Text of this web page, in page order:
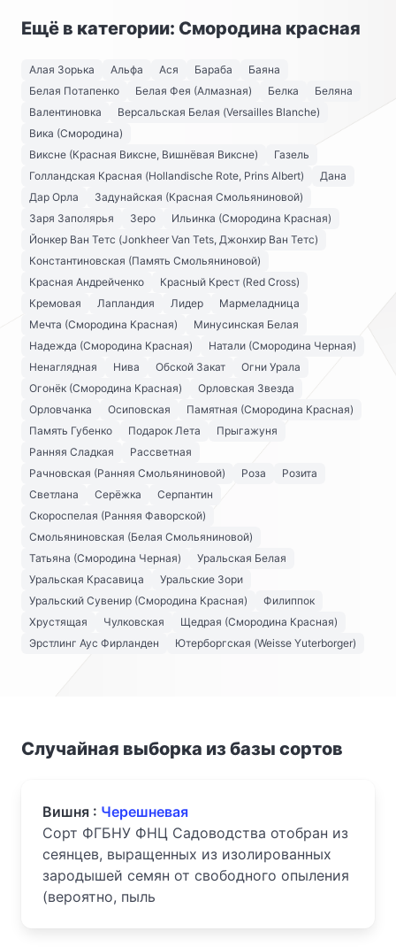
Ещё в категории: Смородина красная
Алая Зорька Альфа Ася Бараба
Баяна
Белая Потапенко
Белая Фея (Алмазная) Белка
Беляна
Валентиновка
Версальская Белая (Versailles Blanche)
Вика (Смородина)
Виксне (Красная Виксне, Вишнёвая Виксне)
Газель
Голландская Красная (Hollandische Rote, Prins Albert)
Дана
Дар Орла
Задунайская (Красная Смольяниновой)
Заря Заполярья
Зеро
Ильинка (Смородина Красная)
Йонкер Ван Тетс (Jonkheer Van Tets, Джонхир Ван Тетс)
Константиновская (Память Смольяниновой)
Красная Андрейченко
Красный Крест (Red Cross)
Кремовая
Лапландия Лидер
Мармеладница
Мечта (Смородина Красная)
Минусинская Белая
Надежда (Смородина Красная)
Натали (Смородина Черная)
Ненаглядная
Нива Обской Закат
Огни Урала
Огонёк (Смородина Красная)
Орловская Звезда
Орловчанка
Осиповская
Памятная (Смородина Красная)
Память Губенко
Подарок Лета
Прыгажуня
Ранняя Сладкая
Рассветная
Рачновская (Ранняя Смольяниновой)
Роза
Розита
Светлана
Серёжка
Серпантин
Скороспелая (Ранняя Фаворской)
Смольяниновская (Белая Смольяниновой)
Татьяна (Смородина Черная)
Уральская Белая
Уральская Красавица
Уральские Зори
Уральский Сувенир (Смородина Красная)
Филиппок
Хрустящая
Чулковская
Щедрая (Смородина Красная)
Эрстлинг Аус Фирланден
Ютерборгская (Weisse Yuterborger)
Случайная выборка из базы сортов
Вишня : Черешневая
Сорт ФГБНУ ФНЦ Садоводства отобран из
сеянцев, выращенных из изолированных
зародышей семян от свободного опыления
(вероятно, пыль